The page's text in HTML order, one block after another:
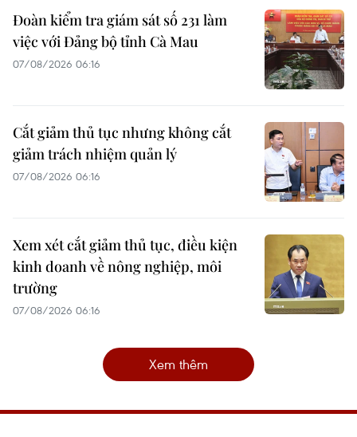
Đoàn kiểm tra giám sát số 231 làm
việc với Đảng bộ tỉnh Cà Mau
07/08/2026 06:16
Cắt giảm thủ tục nhưng không cắt
giảm trách nhiệm quản lý
07/08/2026 06:16
Xem xét cắt giảm thủ tục, điều kiện
kinh doanh về nông nghiệp, môi
trường
07/08/2026 06:16
Xem thêm